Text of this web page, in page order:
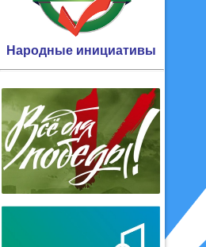
Народные инициативы